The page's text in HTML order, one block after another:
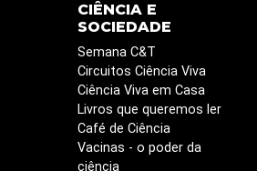
CIÊNCIA E
SOCIEDADE
Semana C&T
Circuitos Ciência Viva
Ciência Viva em Casa
Livros que queremos ler
Café de Ciência
Vacinas - o poder da
ciência